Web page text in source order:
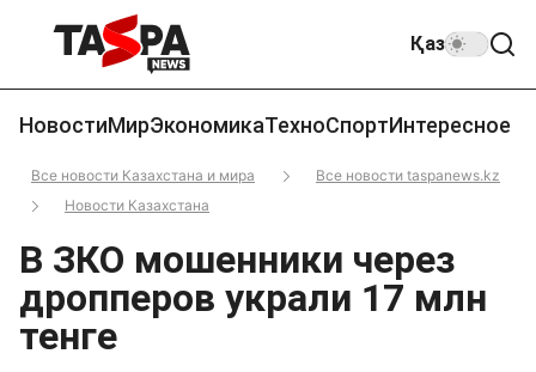
Қаз
НовостиМирЭкономикаТехноСпортИнтересное
Все новости Казахстана и мира
Все новости taspanews.kz
Новости Казахстана
В ЗКО мошенники через
дропперов украли 17 млн
тенге